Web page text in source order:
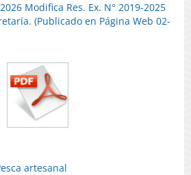
Modifica Res. Ex. N° 2019-2025
(Publicado en Página Web 02-
artesanal